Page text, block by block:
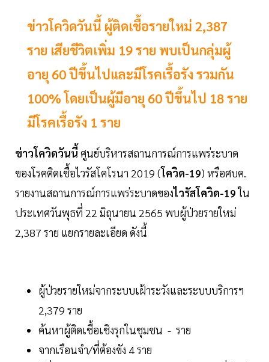
ข่าวโควิดวันนี้ ผู้ติดเชื้อรายใหม่ 2,387
ราย เสียชีวิตเพิ่ม 19 ราย พบเป็นกลุ่มผู้
อายุ 60 ปีขึ้นไปและมีโรคเรื้อรัง รวมกัน
100% โดยเป็นผู้มีอายุ 60 ปีขึ้นไป 18 ราย
มีโรคเรื้อรัง 1 ราย
ข่าวโควิดวันนี้ ศูนย์บริหารสถานการณ์การแพร่ระบาด
ของโรคติดเชื้อไวรัสโคโรนา 2019 (โควิด-19) หรือศบค.
รายงานสถานการณ์การแพร่ระบาดของไวรัสโควิด-19ใน
ประเทศวันพุธที่ 22 มิถุนายน 2565 พบผู้ป่วยรายใหม่
2,387 ราย แยกรายละเอียด ดังนี้
ผู้ป่วยรายใหม่จากระบบเฝ้าระวังและระบบบริการฯ
2,379 ราย
ค้นหาผู้ติดเชื้อเชิงรุกในชุมชน - ราย
จากเรือนจำ/ที่ต้องขัง 4 ราย